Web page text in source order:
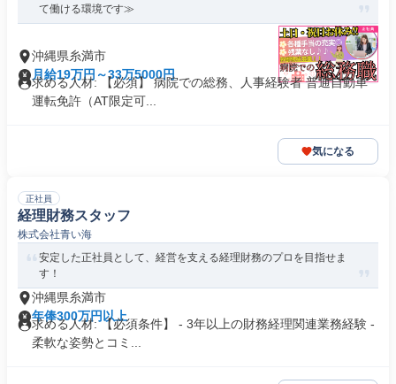
て働ける環境です≫
沖縄県糸満市
月給19万円～33万5000円
求める人材: 【必須】 病院での総務、人事経験者 普通自動車
運転免許（AT限定可...
気になる
正社員
経理財務スタッフ
株式会社青い海
安定した正社員として、経営を支える経理財務のプロを目指せま
す！
沖縄県糸満市
年俸300万円以上
求める人材: 【必須条件】 - 3年以上の財務経理関連業務経験 -
柔軟な姿勢とコミ...